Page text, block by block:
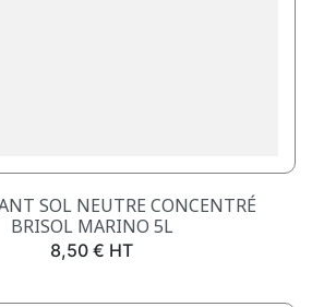
SOL NEUTRE CONCENTRÉ
BRISOL MARINO 5L
Prix
8,50 € HT